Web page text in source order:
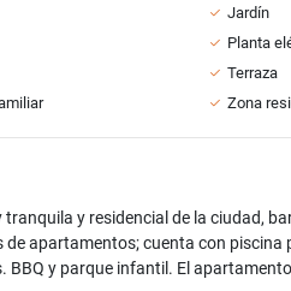
Jardín
Planta
Terraza
Zona
y residencial de la ciudad,
apartamentos; cuenta con
y parque infantil. El